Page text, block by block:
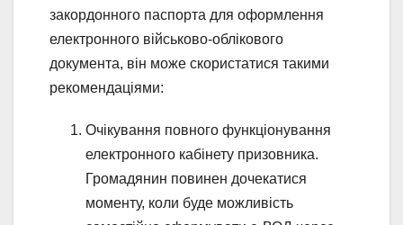
закордонного паспорта для оформлення
електронного військово-облікового
документа, він може скористатися такими
рекомендаціями:
Очікування повного функціонування
електронного кабінету призовника.
Громадянин повинен дочекатися
моменту, коли буде можливість